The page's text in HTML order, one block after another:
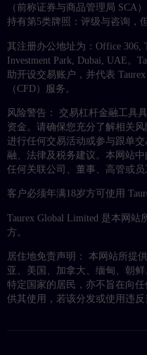
（前称证券与商品管理局 SCA
持有第5类牌照：评级与咨询，
其注册办公地址为：Office 306,
Investment Park, Dubai, UAE。
助开设交易账户，并代表
（CFD）服务。
风险警告： 交易杠杆金融工具
资金。请确保您充分了解相关
进行任何交易活动或参与跟单
融、法律及税务建议。本网站
任何关联公司、董事、高管或员
客户必须年满18岁方可使用
Taurex Global Limited 是本网
方。
居住地免责声明： 本网站所提
亚、美国、加拿大、缅甸、朝
特定国家的居民，亦不旨在向
供其使用，若该分发或使用违反